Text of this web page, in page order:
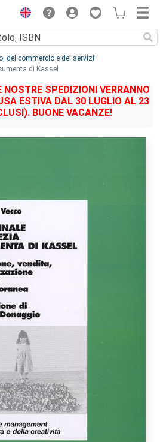
del commercio e dei servizi
di Kassel.
NOSTRE SPEDIZIONI VERRANNO
ESTIVA DAL 30 LUGLIO AL 23
BUONE VACANZE!